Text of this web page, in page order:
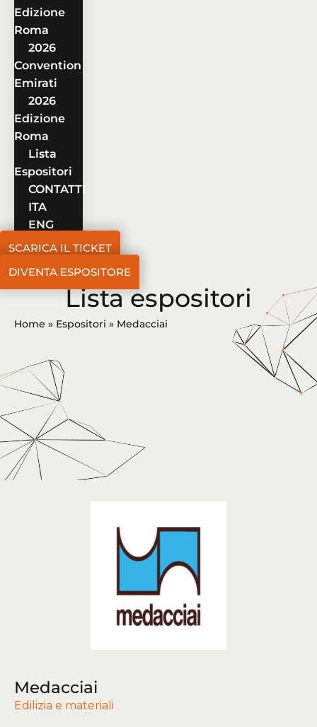
Edizione
Roma
2026
Convention
Emirati
2026
Edizione
Roma
Lista
Espositori
CONTATTI
ITA
ENG
SCARICA IL TICKET
DIVENTA ESPOSITORE
Lista espositori
Home » Espositori » Medacciai
Medacciai
Edilizia e materiali